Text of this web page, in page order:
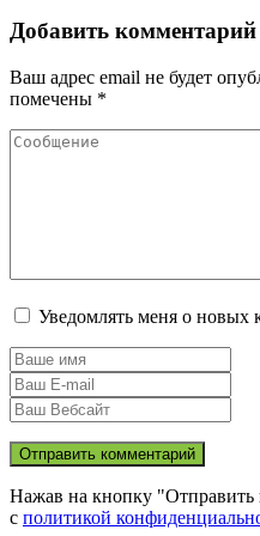
Добавить комментарий
Ваш адрес email не будет
помечены *
Уведомлять меня о новых
Нажав на кнопку "Отправить
с политикой